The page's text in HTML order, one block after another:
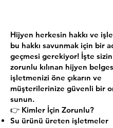
Hijyen herkesin hakkı ve
bu hakkı savunmak için bir
geçmesi gerekiyor! İşte
zorunlu kılınan hijyen
işletmenizi öne çıkarın ve
müşterilerinize güvenli bir
sunun.
👉 Kimler İçin Zorunlu?
Su ürünü üreten işletmeler